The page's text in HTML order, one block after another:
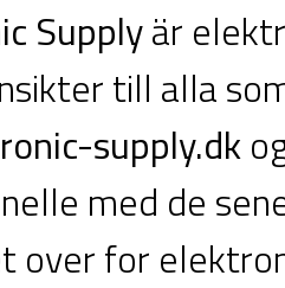
Supplyär
till alla
supply.dk
med de
for